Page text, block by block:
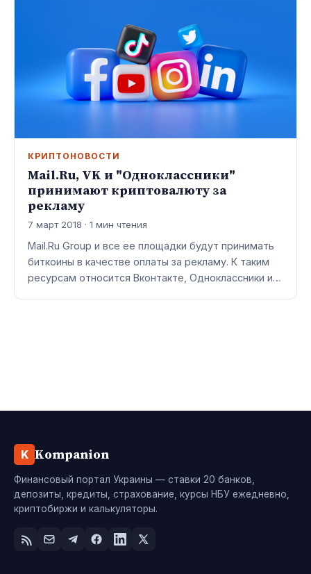
КРИПТОНОВОСТИ
Mail.Ru, VK и "Одноклассники"
принимают криптовалюту за
рекламу
7 март 2018 · 1 мин чтения
Mail.Ru Group и все ее площадки будут принимать
биткоины в качестве оплаты за рекламу. К таким
ресурсам относится Вконтакте, Одноклассники и…
K Kompanion
Финансовый портал Украины — ставки 20 банков,
депозиты, кредиты, страхование, курсы НБУ ежедневно,
криптобиржи и калькуляторы.